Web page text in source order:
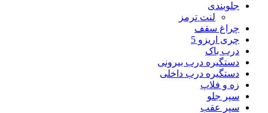
جلوبندی
لنت ترمز
چراغ سقف
چری اریزو 5
درب باک
دستگیره درب بیرونی
دستگیره درب داخلی
زه و فلاپ
سپر جلو
سپر عقب